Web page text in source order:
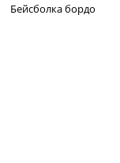
Бейсболка бордо